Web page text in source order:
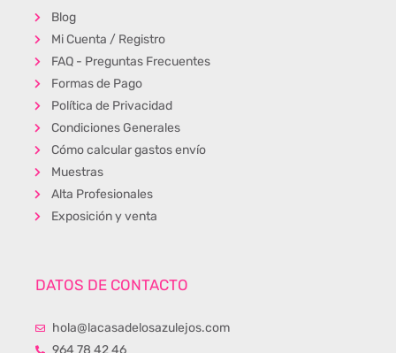
Blog
Mi Cuenta / Registro
FAQ - Preguntas Frecuentes
Formas de Pago
Política de Privacidad
Condiciones Generales
Cómo calcular gastos envío
Muestras
Alta Profesionales
Exposición y venta
DATOS DE CONTACTO
hola@lacasadelosazulejos.com
964 78 42 46